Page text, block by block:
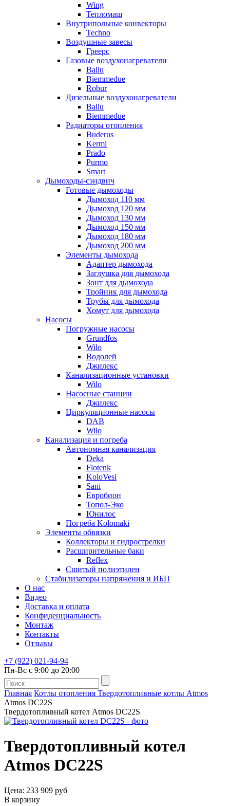
Wing
Тепломаш
Внутрипольные конвекторы
Techno
Воздушные завесы
Греерс
Газовые воздухонагреватели
Ballu
Biemmedue
Robur
Дизельные воздухонагреватели
Ballu
Biemmedue
Радиаторы отопления
Buderus
Kermi
Prado
Purmo
Smart
Дымоходы-сэндвич
Готовые дымоходы
Дымоход 110 мм
Дымоход 120 мм
Дымоход 130 мм
Дымоход 150 мм
Дымоход 180 мм
Дымоход 200 мм
Элементы дымохода
Адаптер дымохода
Заглушка для дымохода
Зонт для дымохода
Тройник для дымохода
Трубы для дымохода
Хомут для дымохода
Насосы
Погружные насосы
Grundfos
Wilo
Водолей
Джилекс
Канализационные установки
Wilo
Насосные станции
Джилекс
Циркуляционные насосы
DAB
Wilo
Канализация и погреба
Автономная канализация
Deka
Flotenk
KoloVesi
Sani
Евробион
Топол-Эко
Юнилос
Погреба Kolomaki
Элементы обвязки
Коллекторы и гидрострелки
Расширительные баки
Reflex
Сшитый полиэтилен
Стабилизаторы напряжения и ИБП
О нас
Видео
Доставка и оплата
Конфиденциальность
Монтаж
Контакты
Отзывы
+7 (922) 021-94-94
Пн-Вс с 9:00 до 20:00
Главная Котлы отопления Твердотопливные котлы Atmos
Atmos DC22S
Твердотопливный котел Atmos DC22S
Твердотопливный котел
Atmos DC22S
Цена: 233 909 руб
В корзину